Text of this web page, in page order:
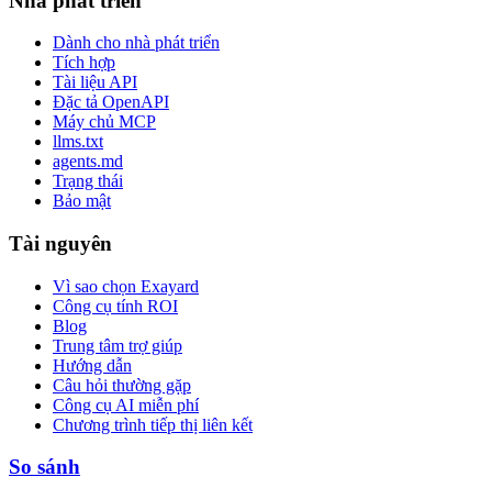
Dành cho nhà phát triển
Tích hợp
Tài liệu API
Đặc tả OpenAPI
Máy chủ MCP
llms.txt
agents.md
Trạng thái
Bảo mật
Tài nguyên
Vì sao chọn Exayard
Công cụ tính ROI
Blog
Trung tâm trợ giúp
Hướng dẫn
Câu hỏi thường gặp
Công cụ AI miễn phí
Chương trình tiếp thị liên kết
So sánh